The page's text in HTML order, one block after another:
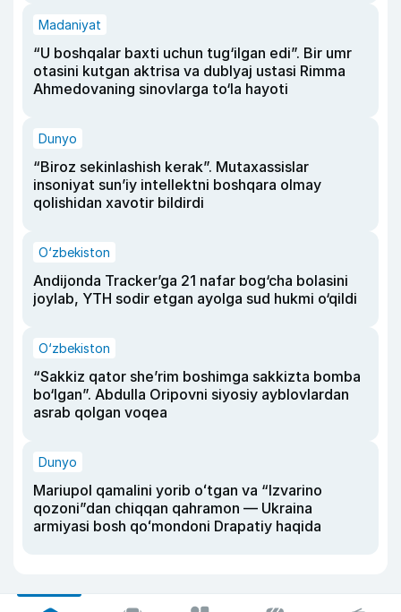
Madaniyat
“U boshqalar baxti uchun tug‘ilgan edi”. Bir umr
otasini kutgan aktrisa va dublyaj ustasi Rimma
Ahmedovaning sinovlarga to‘la hayoti
Dunyo
“Biroz sekinlashish kerak”. Mutaxassislar
insoniyat sun’iy intellektni boshqara olmay
qolishidan xavotir bildirdi
O‘zbekiston
Andijonda Tracker’ga 21 nafar bog‘cha bolasini
joylab, YTH sodir etgan ayolga sud hukmi o‘qildi
O‘zbekiston
“Sakkiz qator she’rim boshimga sakkizta bomba
bo‘lgan”. Abdulla Oripovni siyosiy ayblovlardan
asrab qolgan voqea
Dunyo
Mariupol qamalini yorib oʻtgan va “Izvarino
qozoni”dan chiqqan qahramon — Ukraina
armiyasi bosh qoʻmondoni Drapatiy haqida